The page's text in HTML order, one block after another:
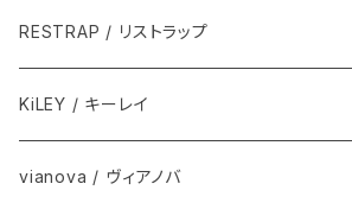
RESTRAP / リストラップ
KiLEY / キーレイ
vianova / ヴィアノバ